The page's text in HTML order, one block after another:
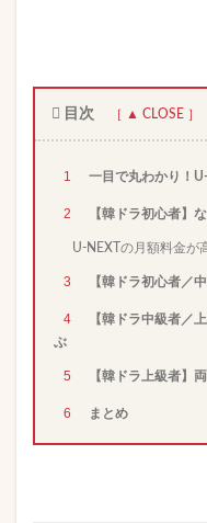
目次
1 一目で丸わかり！
2 【韓ドラ初心者】
U-NEXTの月額料金が
3 【韓ドラ初心者／
4
【韓ドラ中級者／
ぶ
5 【韓ドラ上級者】
6 まとめ